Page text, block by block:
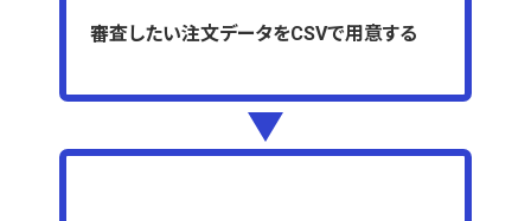
審査したい注文データをCSVで用意する